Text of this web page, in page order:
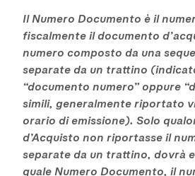
Il Numero Documento è il
fiscalmente il documento
numero composto da una
separate da un trattino
“documento numero” oppure
simili, generalmente riportato
orario di emissione). Solo
d’Acquisto non riportasse il
separate da un trattino, dovrà
quale Numero Documento, il